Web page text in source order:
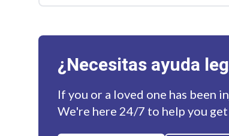
¿Necesitas ayuda
If you or a loved one has been
We're here 24/7 to help you